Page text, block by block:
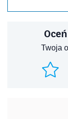
Twoja